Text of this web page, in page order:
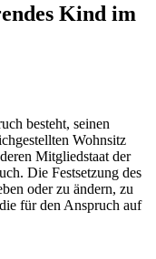
Kind im
besteht, seinen
Wohnsitz
Mitgliedstaat der
Die Festsetzung des
oder zu ändern, zu
für den Anspruch auf